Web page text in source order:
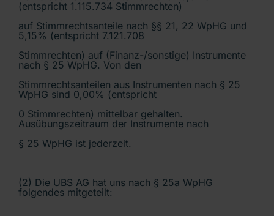
(entspricht 1.115.734 Stimmrechten)
auf Stimmrechtsanteile nach §§ 21, 22 WpHG und
5,15% (entspricht 7.121.708
Stimmrechten) auf (Finanz-/sonstige) Instrumente
nach § 25 WpHG. Von den
Stimmrechtsanteilen aus Instrumenten nach § 25
WpHG sind 0,00% (entspricht
0 Stimmrechten) mittelbar gehalten.
Ausübungszeitraum der Instrumente nach
§ 25 WpHG ist jederzeit.
(2) Die UBS AG hat uns nach § 25a WpHG
folgendes mitgeteilt: